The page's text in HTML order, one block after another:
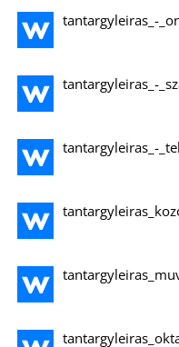
tantargyleiras_-
tantargyleiras_-
tantargyleiras_-